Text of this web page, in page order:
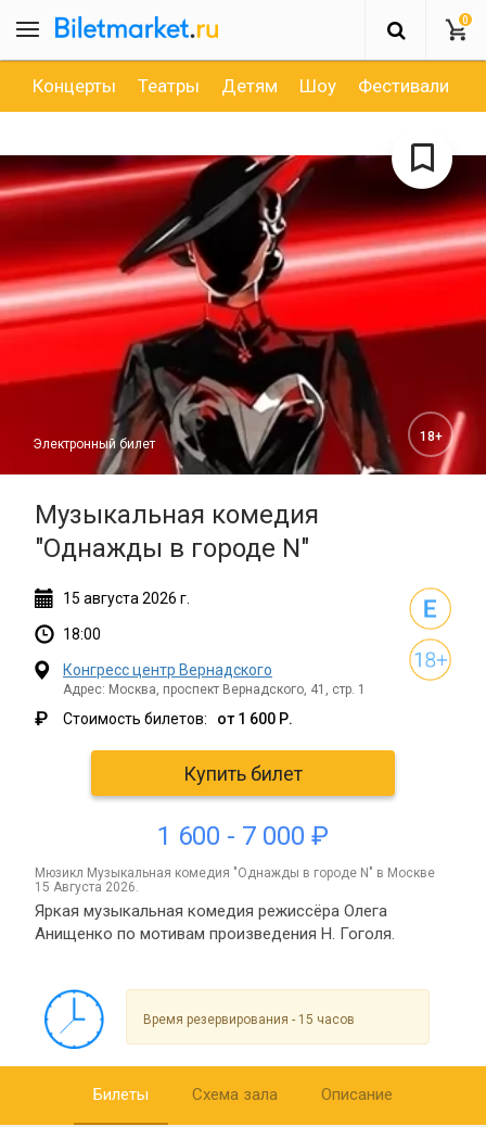
0
Концерты Театры Детям Шоу Фестивали
Музыкальная комедия
"Однажды в городе N"
Электронный билет 18+
15 августа 2026 г.
18:00
Конгресс центр Вернадского
Адрес: Москва, проспект Вернадского, 41, стр. 1
₽ Стоимость билетов: от 1 600 Р.
Купить билет
1 600 - 7 000 ₽
мюзикл Музыкальная комедия "Однажды в городе N" в Москве
15 Августа 2026.
Яркая музыкальная комедия режиссёра Олега
Анищенко по мотивам произведения Н. Гоголя.
Время резервирования - 15 часов
Билеты Схема зала Описание